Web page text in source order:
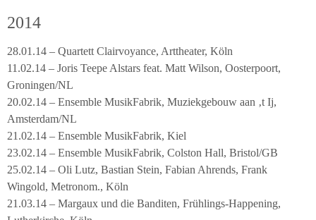
2014
28.01.14 – Quartett Clairvoyance, Arttheater, Köln
11.02.14 – Joris Teepe Alstars feat. Matt Wilson, Oosterpoort,
Groningen/NL
20.02.14 – Ensemble MusikFabrik, Muziekgebouw aan ‚t Ij,
Amsterdam/NL
21.02.14 – Ensemble MusikFabrik, Kiel
23.02.14 – Ensemble MusikFabrik, Colston Hall, Bristol/GB
25.02.14 – Oli Lutz, Bastian Stein, Fabian Ahrends, Frank
Wingold, Metronom., Köln
21.03.14 – Margaux und die Banditen, Frühlings-Happening,